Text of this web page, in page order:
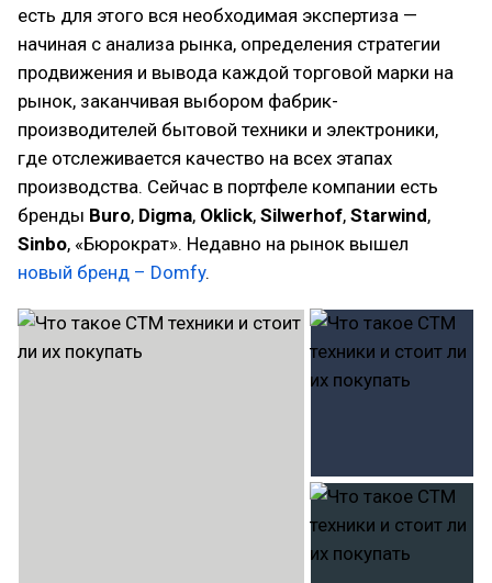
есть для этого вся необходимая экспертиза —
начиная с анализа рынка, определения стратегии
продвижения и вывода каждой торговой марки на
рынок, заканчивая выбором фабрик-
производителей бытовой техники и электроники,
где отслеживается качество на всех этапах
производства. Сейчас в портфеле компании есть
бренды Buro, Digma, Oklick, Silwerhof, Starwind,
Sinbo, «Бюрократ». Недавно на рынок вышел
новый бренд – Domfy.